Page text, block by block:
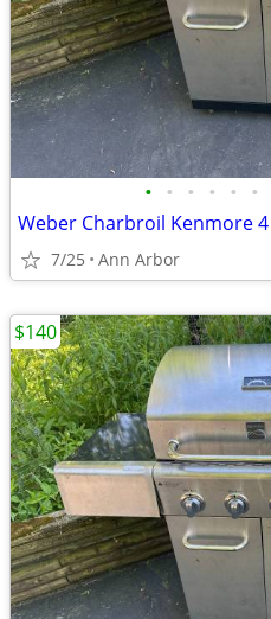
• • • • • •
7/25 Ann Arbor
$140